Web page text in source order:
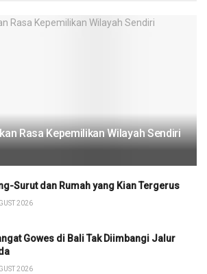
Rasa Kepemilikan Wilayah Sendiri
Surut dan Rumah yang Kian Tergerus
2026
Gowes di Bali Tak Diimbangi Jalur
2026